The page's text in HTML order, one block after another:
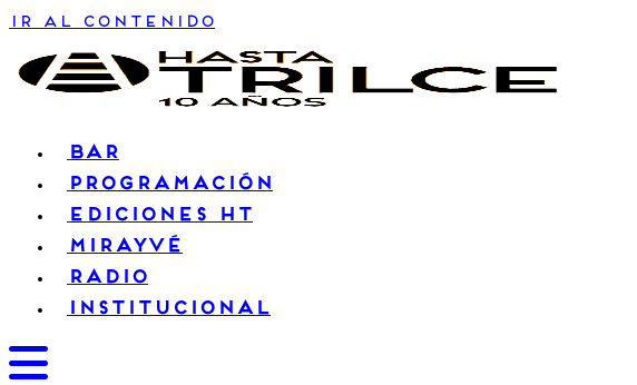
Ir al contenido
BAR
PROGRAMACIÓN
EDICIONES HT
MIRAYVÉ
RADIO
INSTITUCIONAL